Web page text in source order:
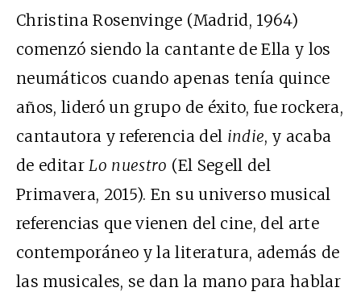
Christina Rosenvinge (Madrid, 1964)
comenzó siendo la cantante de Ella y los
neumáticos cuando apenas tenía quince
años, lideró un grupo de éxito, fue rockera,
cantautora y referencia del indie, y acaba
de editarLo nuestro (El Segell del
Primavera, 2015). En su universo musical
referencias que vienen del cine, del arte
contemporáneo y la literatura, además de
las musicales, se dan la mano para hablar